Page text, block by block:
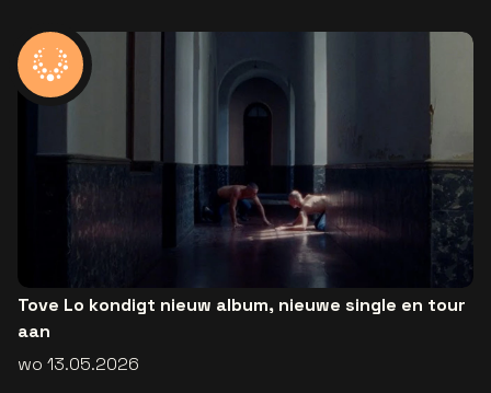
Tove Lo kondigt nieuw album, nieuwe single en tour
aan
wo 13.05.2026